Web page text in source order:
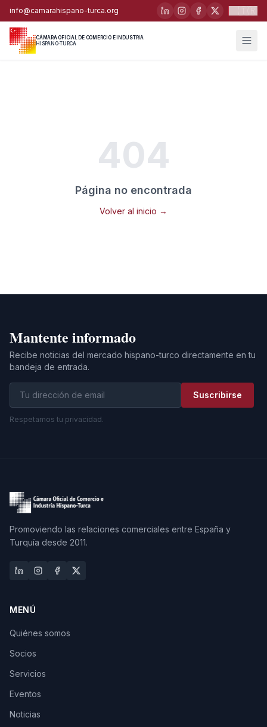
info@camarahispano-turca.org
CÁMARA OFICIAL DE COMERCIO E INDUSTRIA
HISPANO-TURCA
404
Página no encontrada
Volver al inicio →
Mantente informado
Recibe noticias del mercado hispano-turco directamente en tu
bandeja de entrada.
Suscribirse
Respetamos tu privacidad.
Promoviendo las relaciones comerciales entre España y
Turquía desde 2011.
MENÚ
Quiénes somos
Socios
Servicios
Eventos
Noticias